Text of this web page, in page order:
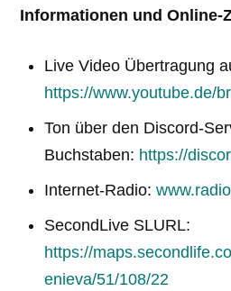
Informationen und Online-
Live Video Übertragung
https://www.youtube.de/
Ton über den Discord-
Buchstaben: https://
Internet-Radio:
SecondLive SLURL:
https://
enieva/51/108/22